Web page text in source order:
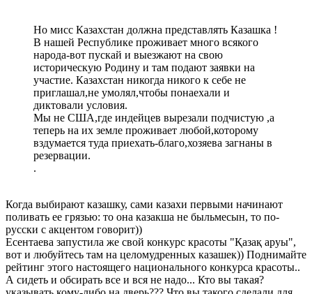
Но мисс Казахстан должна представлять Казашка !
В нашей Республике проживает много всякого
народа-вот пускай и выезжают на свою
историческую Родину и там подают заявки на
участие. Казахстан никогда никого к себе не
приглашал,не умолял,чтобы понаехали и
диктовали условия.
Мы не США,где индейцев вырезали подчистую ,а
теперь на их земле проживает любой,которому
вздумается туда приехать-благо,хозяева загнаны в
резервации.
.
Когда выбирают казашку, сами казахи первыми начинают
поливать ее грязью: то она казакша не быльмесын, то по-
русски с акцентом говорит))
Есентаева запустила же свой конкурс красоты "Қазақ аруы",
вот и любуйтесь там на целомудренных казашек)) Поднимайте
рейтинг этого настоящего национального конкурса красоты..
А сидеть и обсирать все и вся не надо... Кто вы такая?